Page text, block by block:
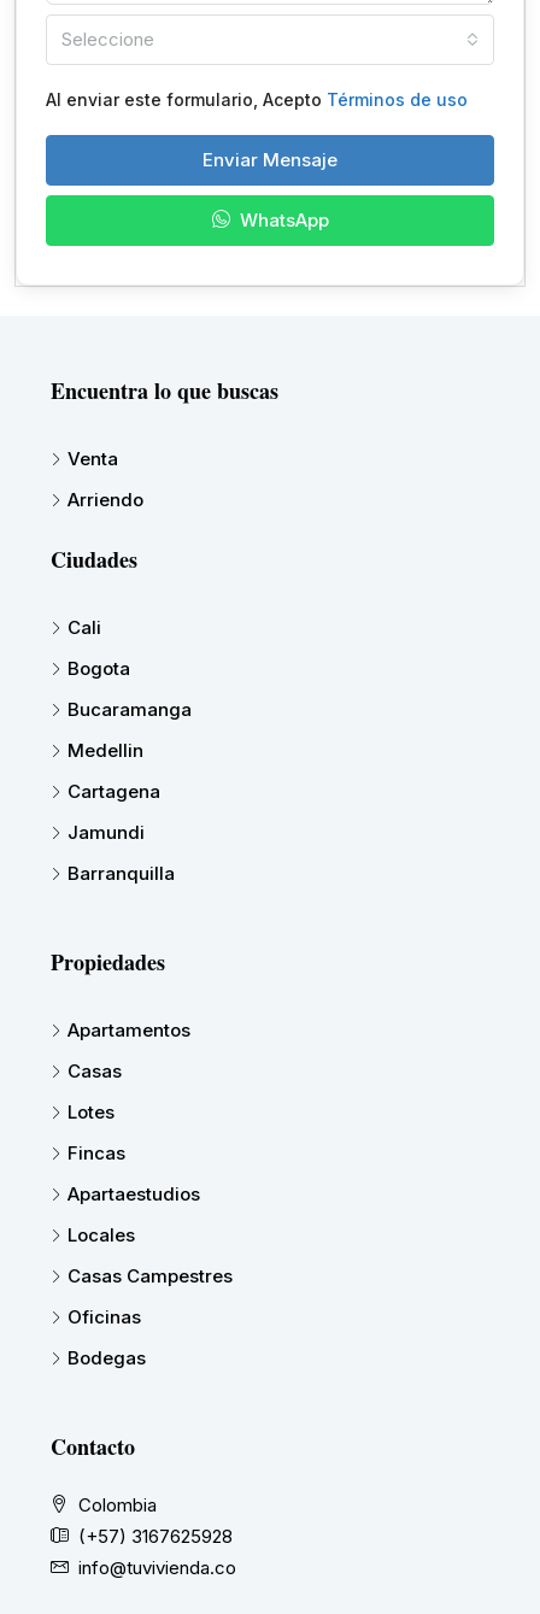
Seleccione
Al enviar este formulario, Acepto Términos de uso
Enviar Mensaje
WhatsApp
Encuentra lo que buscas
Venta
Arriendo
Ciudades
Cali
Bogota
Bucaramanga
Medellin
Cartagena
Jamundi
Barranquilla
Propiedades
Apartamentos
Casas
Lotes
Fincas
Apartaestudios
Locales
Casas Campestres
Oficinas
Bodegas
Contacto
Colombia
(+57) 3167625928
info@tuvivienda.co